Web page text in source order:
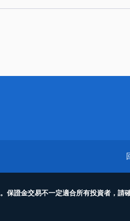
保證金交易不一定適合所有投資者，請